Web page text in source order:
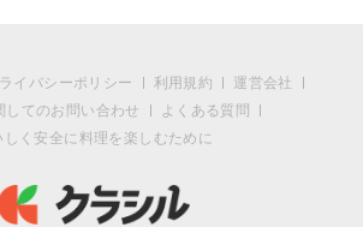
イバシーポリシー 利用規約
運営会社
してのお問い合わせ
よくある質問
しく安全に料理を楽しむために